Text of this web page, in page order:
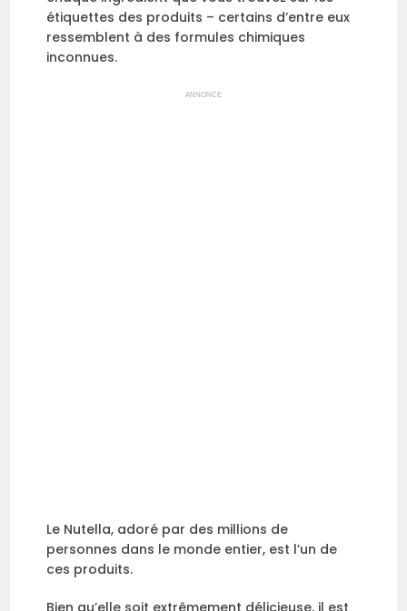
étiquettes des produits – certains d’entre eux
ressemblent à des formules chimiques
inconnues.
ANNONCE
Le Nutella, adoré par des millions de
personnes dans le monde entier, est l’un de
ces produits.